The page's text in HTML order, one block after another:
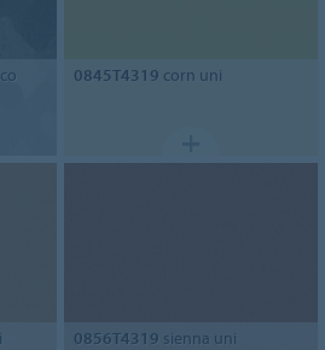
0845T4319 corn uni
0856T4319 sienna uni